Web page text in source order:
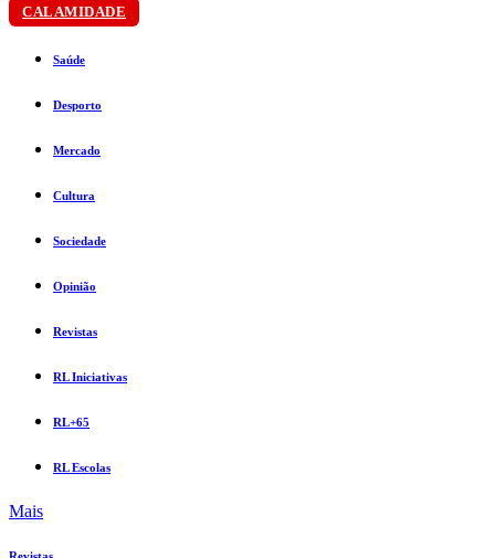
CALAMIDADE
Saúde
Desporto
Mercado
Cultura
Sociedade
Opinião
Revistas
RL Iniciativas
RL+65
RL Escolas
Mais